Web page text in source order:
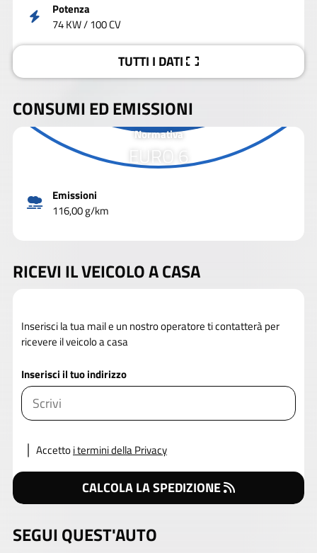
Potenza
74 KW / 100 CV
TUTTI I DATI
CONSUMI ED EMISSIONI
Normativa
EURO 6
Emissioni
116,00 g/km
RICEVI IL VEICOLO A CASA
Inserisci la tua mail e un nostro operatore ti contatterà per
ricevere il veicolo a casa
Inserisci il tuo indirizzo
Accettoi termini della Privacy
CALCOLA LA SPEDIZIONE
SEGUI QUEST'AUTO